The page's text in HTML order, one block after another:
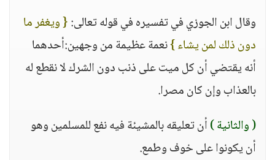
وقال ابن الجوزي في تفسيره في قوله تعالى:{ ويغفر ما
دون ذلك لمن يشاء }نعمة عظيمة من وجهين:أحدهما
أنه يقتضي أن كل ميت على ذنب دون الشرك لا نقطع له
بالعذاب وإن كان مصرا.
( والثانية )أن تعليقه بالمشيئة فيه نفع للمسلمين وهو
أن يكونوا على خوف وطمع.